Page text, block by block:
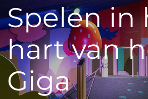
Spelen in
hart van
Giga